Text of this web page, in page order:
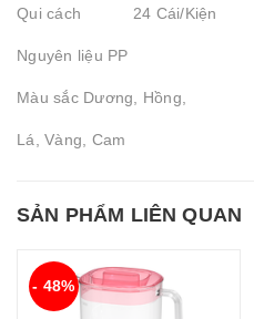
Qui cách 24 Cái/Kiện
Nguyên liệu PP
Màu sắc Dương, Hồng,
Lá, Vàng, Cam
SẢN PHẨM LIÊN QUAN
- 48%